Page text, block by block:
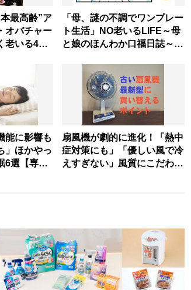
最高齢”ア
オバチャー
老いる4つ
「母、謎の不調でワンプレー
ト生活」NO老いるLIFE～母
と娘のほんわか口福日誌～第
能に影響も
」ほかやっ
6選【専門
扇風機が劇的に進化！「熱中
症対策にも」「優しい風で冷
えすぎない」風質にこだわっ